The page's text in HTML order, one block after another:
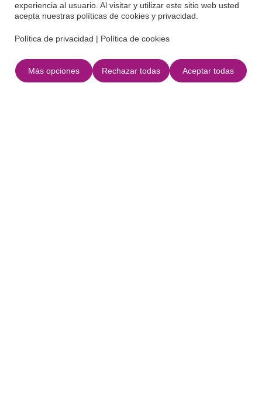
experiencia al usuario. Al visitar y utilizar este sitio web usted
acepta nuestras políticas de cookies y privacidad.
Política de privacidad | Política de cookies
Más opciones Rechazar todas Aceptar todas